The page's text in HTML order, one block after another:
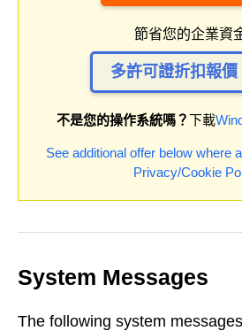
節省您的企業資
多許可證折扣報價
不是您的操作系統嗎？下載
See additional offer below where
Privacy/Cookie
System Messages
The following system